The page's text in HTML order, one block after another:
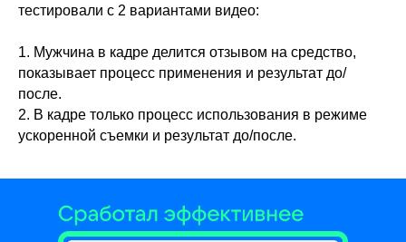
тестировали с 2 вариантами видео:
1. Мужчина в кадре делится отзывом на средство,
показывает процесс применения и результат до/
после.
2. В кадре только процесс использования в режиме
ускоренной съемки и результат до/после.